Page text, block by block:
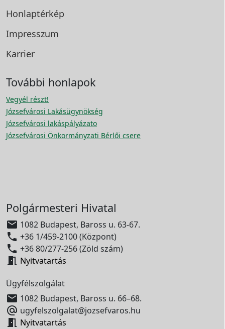
Honlaptérkép
Impresszum
Karrier
További honlapok
Vegyél részt!
Józsefvárosi Lakásügynökség
Józsefvárosi lakáspályázato
Józsefvárosi Önkormányzati Bérlői csere
Polgármesteri Hivatal
 1082 Budapest, Baross u. 63-67.
 +36 1/459-2100 (Központ)
 +36 80/277-256 (Zöld szám)
 Nyitvatartás
Ügyfélszolgálat
 1082 Budapest, Baross u. 66–68.
 ugyfelszolgalat@jozsefvaros.hu
 Nyitvatartás